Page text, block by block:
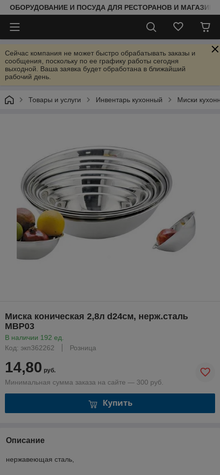
ОБОРУДОВАНИЕ И ПОСУДА ДЛЯ РЕСТОРАНОВ И
Сейчас компания не может быстро обрабатывать заказы и
сообщения, поскольку по ее графику работы сегодня
выходной. Ваша заявка будет обработана в ближайший
рабочий день.
Товары и услуги Инвентарь кухонный Миски
Миска коническая 2,8л d24см, нерж.сталь
MBP03
В наличии 192 ед.
Код: экп362262
Розница
14,80 руб.
Минимальная сумма заказа на сайте — 300 руб.
Купить
Описание
нержавеющая сталь,